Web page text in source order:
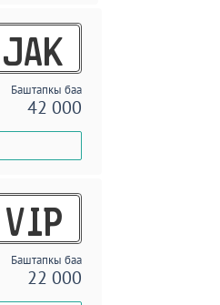
JAK
Баштапкы баа
42 000
VIP
Баштапкы баа
22 000